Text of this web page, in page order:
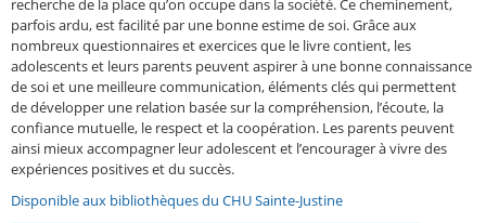
recherche de la place qu’on occupe dans la société. Ce cheminement,
parfois ardu, est facilité par une bonne estime de soi. Grâce aux
nombreux questionnaires et exercices que le livre contient, les
adolescents et leurs parents peuvent aspirer à une bonne connaissance
de soi et une meilleure communication, éléments clés qui permettent
de développer une relation basée sur la compréhension, l’écoute, la
confiance mutuelle, le respect et la coopération. Les parents peuvent
ainsi mieux accompagner leur adolescent et l’encourager à vivre des
expériences positives et du succès.
Disponible aux bibliothèques du CHU Sainte-Justine